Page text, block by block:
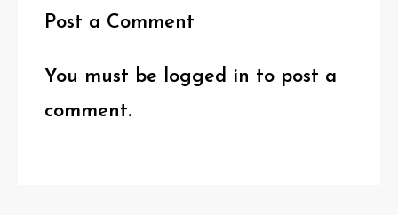
Post a Comment
You must be logged in to post a
comment.